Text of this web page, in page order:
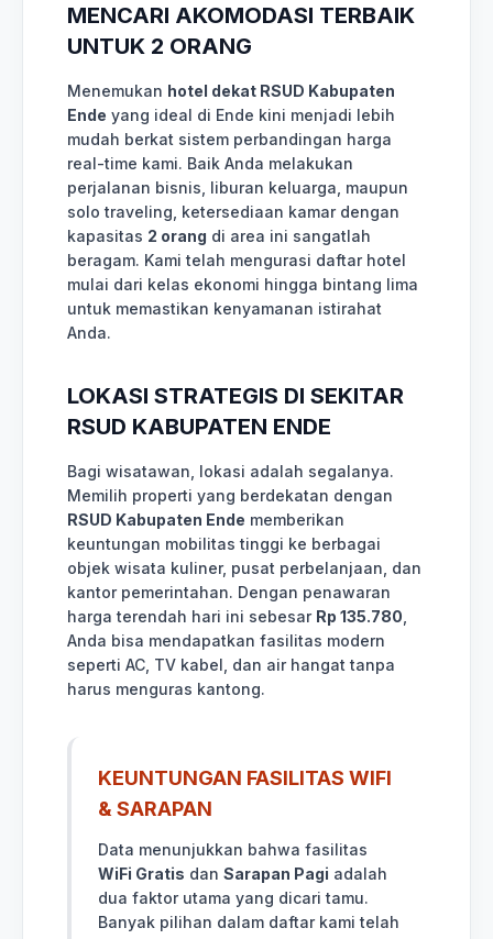
MENCARI AKOMODASI TERBAIK
UNTUK 2 ORANG
Menemukan hotel dekat RSUD Kabupaten
Ende yang ideal di Ende kini menjadi lebih
mudah berkat sistem perbandingan harga
real-time kami. Baik Anda melakukan
perjalanan bisnis, liburan keluarga, maupun
solo traveling, ketersediaan kamar dengan
kapasitas 2 orang di area ini sangatlah
beragam. Kami telah mengurasi daftar hotel
mulai dari kelas ekonomi hingga bintang lima
untuk memastikan kenyamanan istirahat
Anda.
LOKASI STRATEGIS DI SEKITAR
RSUD KABUPATEN ENDE
Bagi wisatawan, lokasi adalah segalanya.
Memilih properti yang berdekatan dengan
RSUD Kabupaten Ende memberikan
keuntungan mobilitas tinggi ke berbagai
objek wisata kuliner, pusat perbelanjaan, dan
kantor pemerintahan. Dengan penawaran
harga terendah hari ini sebesar Rp 135.780
Anda bisa mendapatkan fasilitas modern
seperti AC, TV kabel, dan air hangat tanpa
harus menguras kantong.
KEUNTUNGAN FASILITAS WIFI
& SARAPAN
Data menunjukkan bahwa fasilitas
WiFi Gratis dan Sarapan Pagi adalah
dua faktor utama yang dicari tamu.
Banyak pilihan dalam daftar kami telah